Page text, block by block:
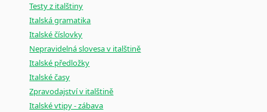
Testy z italštiny
Italská gramatika
Italské číslovky
Nepravidelná slovesa v italštině
Italské předložky
Italské časy
Zpravodajství v italštině
Italské vtipy - zábava